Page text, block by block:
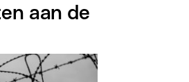
aan de